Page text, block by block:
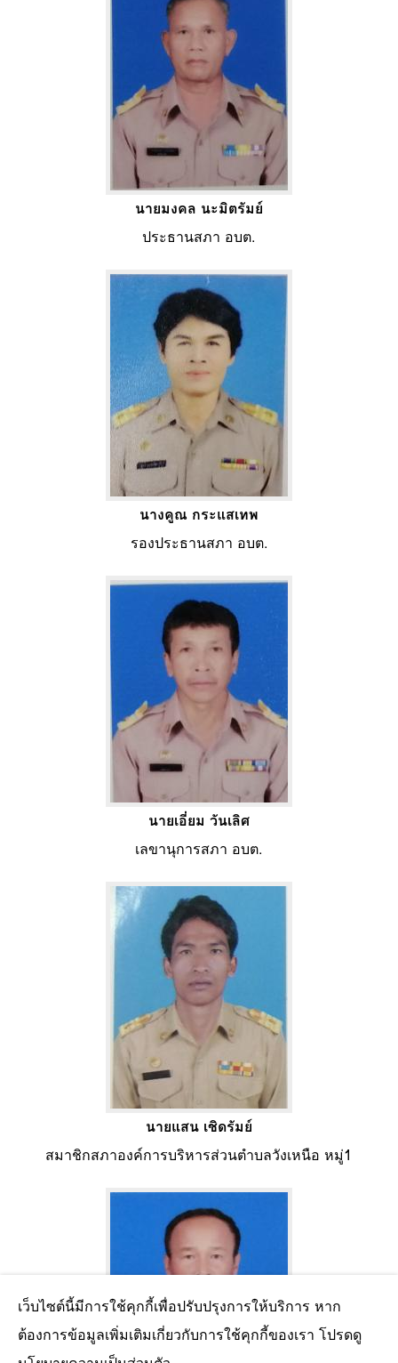
นายมงคล นะมิตรัมย์
ประธานสภา อบต.
นางคูณ กระแสเทพ
รองประธานสภา อบต.
นายเอี่ยม วันเลิศ
เลขานุการสภา อบต.
นายแสน เชิดรัมย์
สมาชิกสภาองค์การบริหารส่วนตำบลวังเหนือ หมู่1
เว็บไซต์นี้มีการใช้คุกกี้เพื่อปรับปรุงการให้บริการ หาก
ต้องการข้อมูลเพิ่มเติมเกี่ยวกับการใช้คุกกี้ของเรา โปรดดู